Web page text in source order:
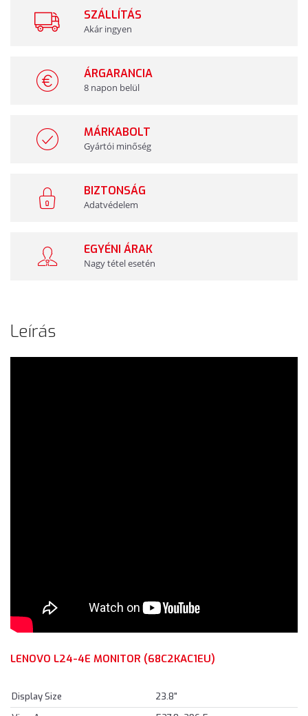
SZÁLLÍTÁS
Akár ingyen
ÁRGARANCIA
8 napon belül
MÁRKABOLT
Gyártói minőség
BIZTONSÁG
Adatvédelem
EGYÉNI ÁRAK
Nagy tétel esetén
Leírás
LENOVO L24-4E MONITOR (68C2KAC1EU)
Display Size
23.8"